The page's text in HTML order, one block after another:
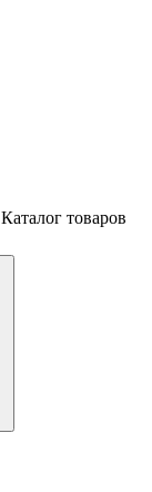
Каталог товаров